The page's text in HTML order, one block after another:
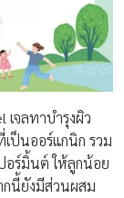
เจลทาบำรุงผิว
ป็นออร์แกนิก รวม
อร์มิ้นต์ ให้ลูกน้อย
กนี้ยังมีส่วนผสม